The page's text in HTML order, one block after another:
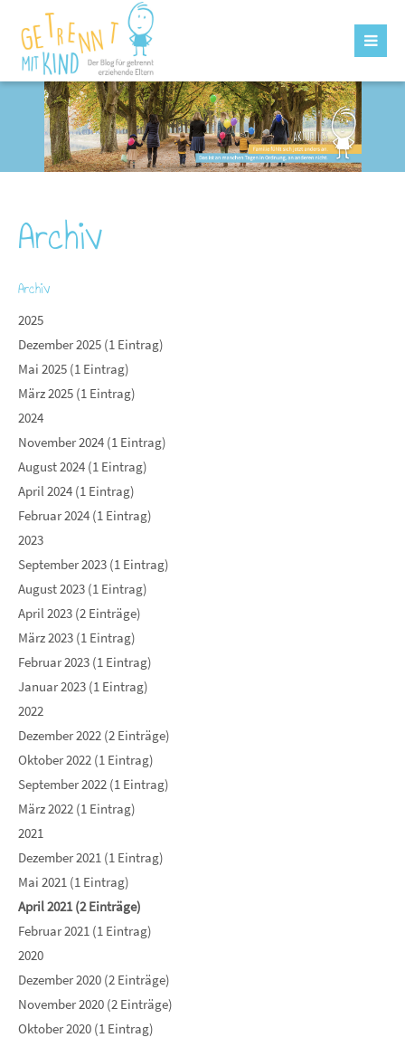
Archiv
Archiv
2025
Dezember 2025 (1 Eintrag)
Mai 2025 (1 Eintrag)
März 2025 (1 Eintrag)
2024
November 2024 (1 Eintrag)
August 2024 (1 Eintrag)
April 2024 (1 Eintrag)
Februar 2024 (1 Eintrag)
2023
September 2023 (1 Eintrag)
August 2023 (1 Eintrag)
April 2023 (2 Einträge)
März 2023 (1 Eintrag)
Februar 2023 (1 Eintrag)
Januar 2023 (1 Eintrag)
2022
Dezember 2022 (2 Einträge)
Oktober 2022 (1 Eintrag)
September 2022 (1 Eintrag)
März 2022 (1 Eintrag)
2021
Dezember 2021 (1 Eintrag)
Mai 2021 (1 Eintrag)
April 2021 (2 Einträge)
Februar 2021 (1 Eintrag)
2020
Dezember 2020 (2 Einträge)
November 2020 (2 Einträge)
Oktober 2020 (1 Eintrag)